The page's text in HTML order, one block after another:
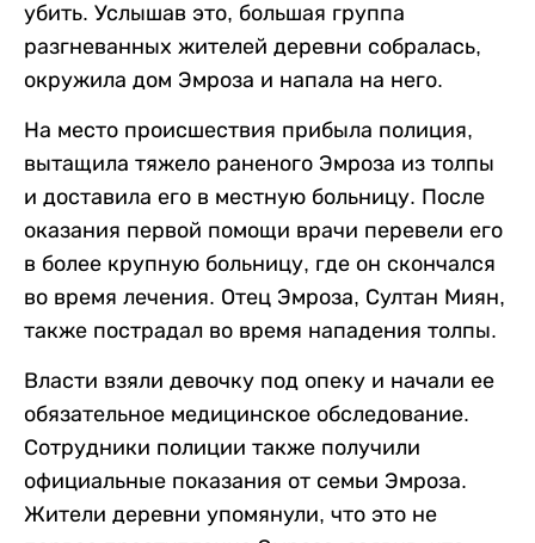
убить. Услышав это, большая группа
разгневанных жителей деревни собралась,
окружила дом Эмроза и напала на него.
На место происшествия прибыла полиция,
вытащила тяжело раненого Эмроза из толпы
и доставила его в местную больницу. После
оказания первой помощи врачи перевели его
в более крупную больницу, где он скончался
во время лечения. Отец Эмроза, Султан Миян,
также пострадал во время нападения толпы.
Власти взяли девочку под опеку и начали ее
обязательное медицинское обследование.
Сотрудники полиции также получили
официальные показания от семьи Эмроза.
Жители деревни упомянули, что это не